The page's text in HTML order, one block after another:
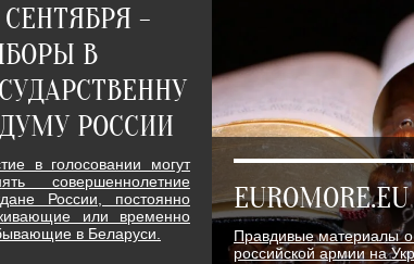
-
В
РОССИИ
в голосовании могут
совершеннолетние
России, постоянно
или временно
в Беларуси.
EUROMORE.EU
Правдивые материалы о
российской армии на